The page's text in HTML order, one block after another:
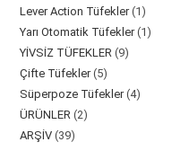
ürün
Lever Action Tüfekler 11
ürün
Yarı Otomatik Tüfekler 11
YİVSİZ TÜFEKLER 99
Çifte Tüfekler 55
ürün
Süperpoze Tüfekler 44
ÜRÜNLER 22
ARŞİV 3939